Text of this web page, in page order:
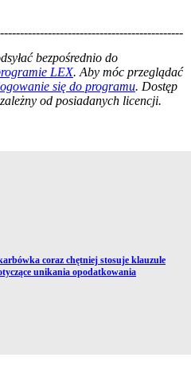
bezpośrednio do
LEX. Aby móc przeglądać
się do programu. Dostęp
od posiadanych licencji.
do artykułu:
coraz chętniej stosuje klauzule
unikania opodatkowania